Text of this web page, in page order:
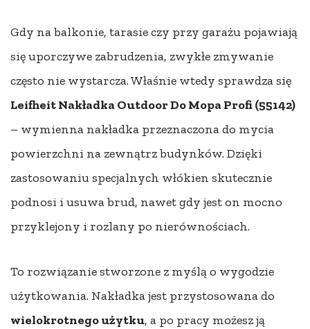
Gdy na balkonie, tarasie czy przy garażu pojawiają
się uporczywe zabrudzenia, zwykłe zmywanie
często nie wystarcza. Właśnie wtedy sprawdza się
Leifheit Nakładka Outdoor Do Mopa Profi (55142)
– wymienna nakładka przeznaczona do mycia
powierzchni na zewnątrz budynków. Dzięki
zastosowaniu specjalnych włókien skutecznie
podnosi i usuwa brud, nawet gdy jest on mocno
przyklejony i rozlany po nierównościach.
To rozwiązanie stworzone z myślą o wygodzie
użytkowania. Nakładka jest przystosowana do
wielokrotnego użytku, a po pracy możesz ją